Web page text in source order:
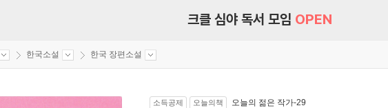
크클 심야 독서 모임 OPEN
한국소설 한국 장편소설
소득공제 오늘의책 오늘의 젊은 작가-29